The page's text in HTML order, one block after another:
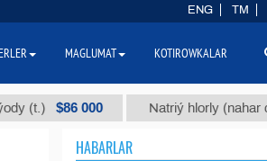
$86 000 Natriý hlorly (nahar duzy)
HABARLAR
ENG TM
MAGLUMAT KOTIROWKALAR